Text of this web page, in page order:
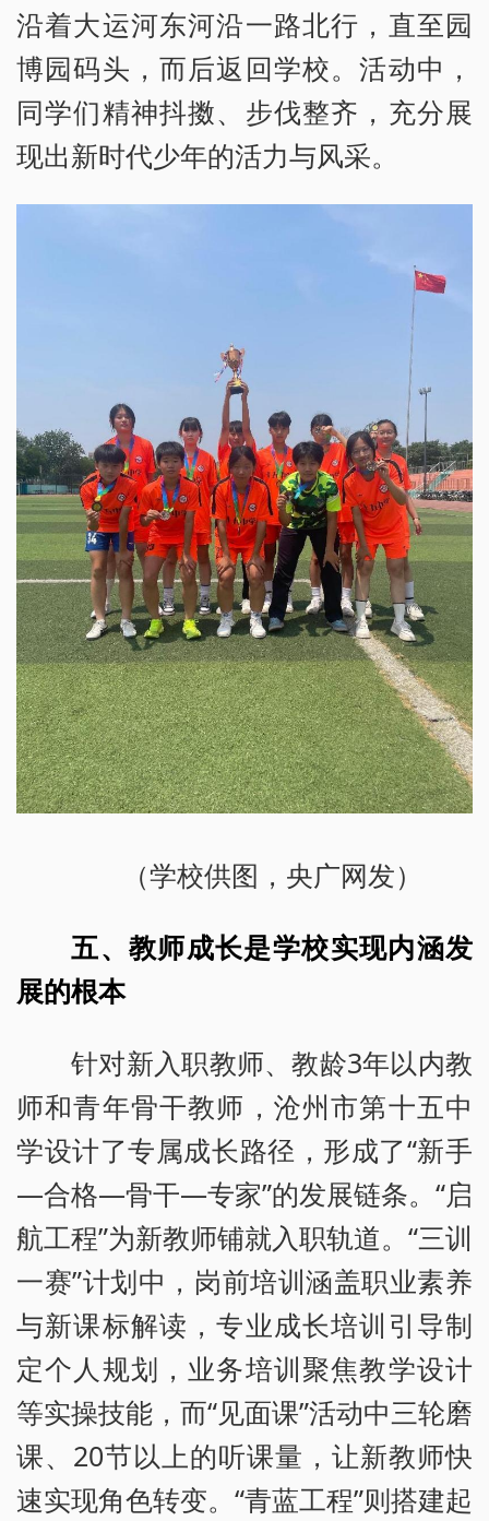
沿着大运河东河沿一路北行，直至园
博园码头，而后返回学校。活动中，
同学们精神抖擞、步伐整齐，充分展
现出新时代少年的活力与风采。
（学校供图，央广网发）
五、教师成长是学校实现内涵发
展的根本
针对新入职教师、教龄3年以内教
师和青年骨干教师，沧州市第十五中
学设计了专属成长路径，形成了“新手
—合格—骨干—专家”的发展链条。“启
航工程”为新教师铺就入职轨道。“三训
一赛”计划中，岗前培训涵盖职业素养
与新课标解读，专业成长培训引导制
定个人规划，业务培训聚焦教学设计
等实操技能，而“见面课”活动中三轮磨
课、20节以上的听课量，让新教师快
速实现角色转变。“青蓝工程”则搭建起